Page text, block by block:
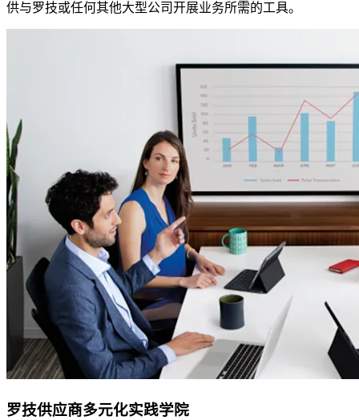
供与罗技或任何其他大型公司开展业务所需的工具。
罗技供应商多元化实践学院